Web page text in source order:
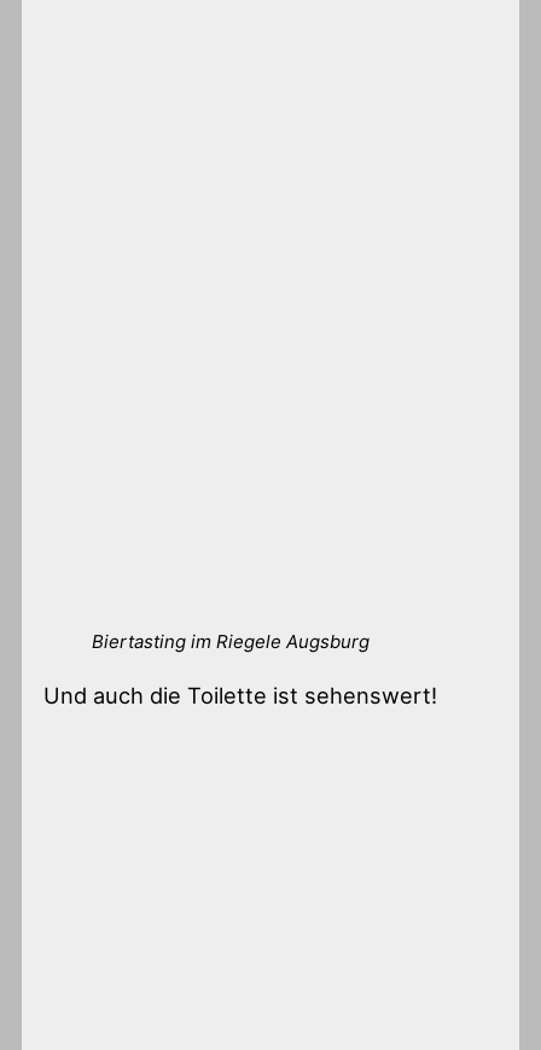
Biertasting im Riegele Augsburg
Und auch die Toilette ist sehenswert!